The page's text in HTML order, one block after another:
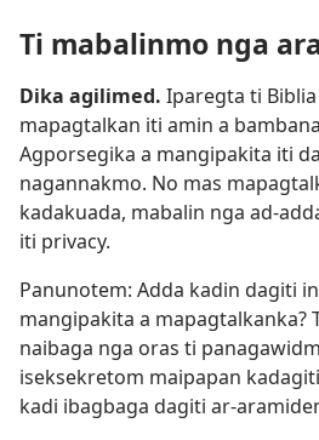
Ti mabalinmo nga
Dika agilimed. Iparegta ti Biblia
mapagtalkan iti amin a
Agporsegika a mangipakita iti
nagannakmo. No mas
kadakuada, mabalin nga ad-
iti privacy.
Panunotem: Adda kadin dagiti
mangipakita a mapagtalkanka?
naibaga nga oras ti
iseksekretom maipapan
kadi ibagbaga dagiti ar-